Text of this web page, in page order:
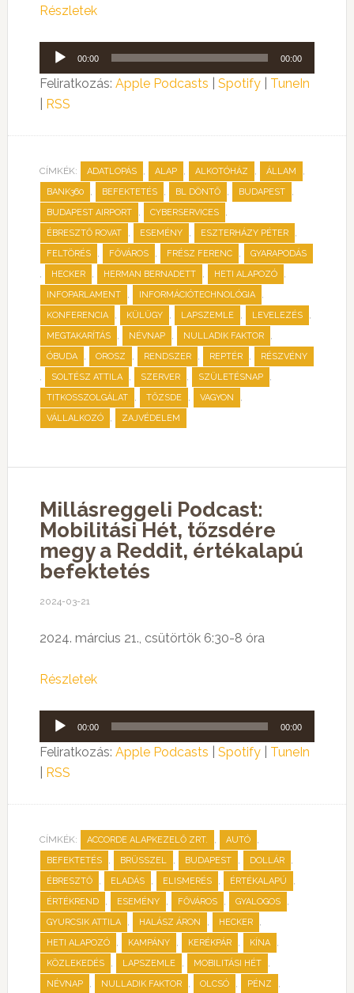
Részletek
Audió
lejátszó
00:00 00:00
Feliratkozás: Apple Podcasts Spotify| TuneIn
RSS
CÍMKÉK: ADATLOPÁS , ALAP , ALKOTÓHÁZ , ÁLLAM ,
BANK360 , BEFEKTETÉS , BL DÖNTŐ , BUDAPEST ,
BUDAPEST AIRPORT , CYBERSERVICES ,
ÉBRESZTŐ ROVAT , ESEMÉNY , ESZTERHÁZY PÉTER ,
FELTÖRÉS , FŐVÁROS , FRÉSZ FERENC , GYARAPODÁS
, HECKER , HERMAN BERNADETT , HETI ALAPOZÓ ,
INFOPARLAMENT , INFORMÁCIÓTECHNOLÓGIA ,
KONFERENCIA , KÜLÜGY , LAPSZEMLE , LEVELEZÉS ,
MEGTAKARÍTÁS , NÉVNAP , NULLADIK FAKTOR ,
ÓBUDA , OROSZ , RENDSZER , REPTÉR , RÉSZVÉNY
, SOLTÉSZ ATTILA , SZERVER , SZÜLETÉSNAP ,
TITKOSSZOLGÁLAT , TŐZSDE , VAGYON ,
VÁLLALKOZÓ , ZAJVÉDELEM
Millásreggeli Podcast:
Mobilitási Hét, tőzsdére
megy a Reddit, értékalapú
befektetés
2024-03-21
2024. március 21., csütörtök 6:30-8 óra
Részletek
Audió
lejátszó
00:00 00:00
Feliratkozás: Apple Podcasts Spotify| TuneIn
RSS
CÍMKÉK: ACCORDE ALAPKEZELŐ ZRT. , AUTÓ ,
BEFEKTETÉS , BRÜSSZEL , BUDAPEST , DOLLÁR ,
ÉBRESZTŐ , ELADÁS , ELISMERÉS , ÉRTÉKALAPÚ ,
ÉRTÉKREND , ESEMÉNY , FŐVÁROS , GYALOGOS ,
GYURCSIK ATTILA , HALÁSZ ÁRON , HECKER ,
HETI ALAPOZÓ , KAMPÁNY , KERÉKPÁR , KÍNA ,
KÖZLEKEDÉS , LAPSZEMLE , MOBILITÁSI HÉT ,
NÉVNAP , NULLADIK FAKTOR , OLCSÓ , PÉNZ ,